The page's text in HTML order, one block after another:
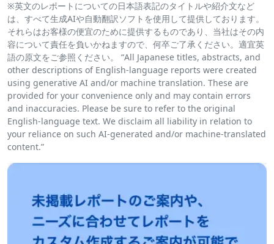
※英文のレポートについての日本語表記のタイトルや紹介文など
は、すべて生成AIや自動翻訳ソフトを使用して提供しております。
それらはお客様の便宜のために提供するものであり、当社はその内
容について責任を負いかねますので、何卒ご了承ください。適宜英
語の原文をご参照ください。 “All Japanese titles, abstracts, and
other descriptions of English-language reports were created
using generative AI and/or machine translation. These are
provided for your convenience only and may contain errors
and inaccuracies. Please be sure to refer to the original
English-language text. We disclaim all liability in relation to
your reliance on such AI-generated and/or machine-translated
content.”